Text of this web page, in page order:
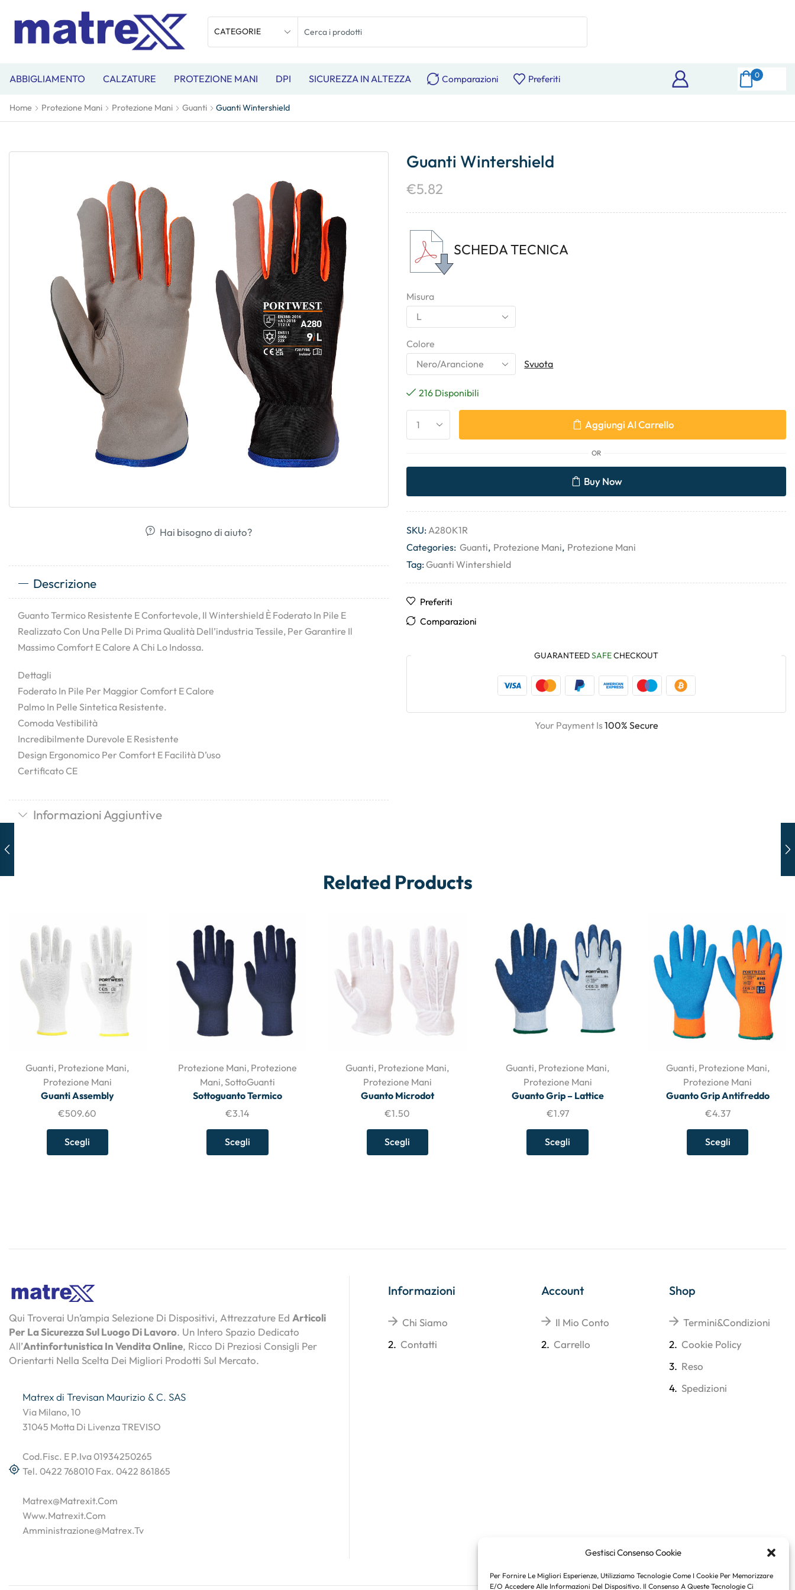
Gestisci Consenso Cookie
Per Fornire Le Migliori Esperienze, Utilizziamo Tecnologie Come I Cookie Per Memorizzare
E/o Accedere Alle Informazioni Del Dispositivo. Il Consenso A Queste Tecnologie Ci
ABBIGLIAMENTO CALZATURE PROTEZIONE MANI DPI SICUREZZA IN ALTEZZA Comparazioni Preferiti 0
Home Protezione Mani Protezione Mani Guanti Guanti Wintershield
Hai bisogno di aiuto?
Descrizione
Guanto Termico Resistente E Confortevole, Il Wintershield È Foderato In Pile E
Realizzato Con Una Pelle Di Prima Qualità Dell’industria Tessile, Per Garantire Il
Massimo Comfort E Calore A Chi Lo Indossa.
Dettagli
Foderato In Pile Per Maggior Comfort E Calore
Palmo In Pelle Sintetica Resistente.
Comoda Vestibilità
Incredibilmente Durevole E Resistente
Design Ergonomico Per Comfort E Facilità D’uso
Certificato CE
Informazioni Aggiuntive
Guanti Wintershield
€5.82
SCHEDA TECNICA
Misura
Colore
Svuota
216 Disponibili
Aggiungi Al Carrello
OR
Buy Now
SKU:A280K1R
Categories: Guanti, Protezione Mani, Protezione Mani
Tag:Guanti Wintershield
Preferiti
Comparazioni
GUARANTEEDSAFECHECKOUT
Your Payment Is100% Secure
Related Products
Guanti, Protezione Mani,
Protezione Mani
Guanti Assembly
€509.60
Scegli
Protezione Mani, Protezione
Mani, SottoGuanti
Sottoguanto Termico
€3.14
Scegli
Guanti, Protezione Mani,
Protezione Mani
Guanto Microdot
€1.50
Scegli
Guanti, Protezione Mani,
Protezione Mani
Guanto Grip – Lattice
€1.97
Scegli
Guanti, Protezione Mani,
Protezione Mani
Guanto Grip Antifreddo
€4.37
Scegli
Qui Troverai Un’ampia Selezione Di Dispositivi, Attrezzature Ed Articoli
Per La Sicurezza Sul Luogo Di Lavoro. Un Intero Spazio Dedicato
All’Antinfortunistica In Vendita Online, Ricco Di Preziosi Consigli Per
Orientarti Nella Scelta Dei Migliori Prodotti Sul Mercato.
Matrex di Trevisan Maurizio & C. SAS
Via Milano, 10
31045 Motta Di Livenza TREVISO
Cod.Fisc. E P.Iva 01934250265
Tel. 0422 768010 Fax. 0422 861865
Matrex@matrexit.com
Www.matrexit.com
Amministrazione@matrex.tv
Informazioni
Chi Siamo
2. Contatti
Account
Il Mio Conto
2. Carrello
Shop
Termini&Condizioni
2. Cookie Policy
3. Reso
4. Spedizioni